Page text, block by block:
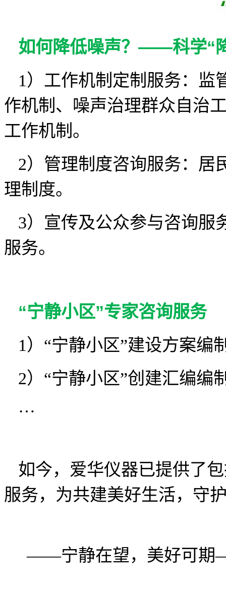
如何降低噪声？——科学“
1）工作机制定制服务：监
作机制、噪声治理群众自治
工作机制。
2）管理制度咨询服务：居
理制度。
3）宣传及公众参与咨询服
服务。
“宁静小区”专家咨询服务
1）“宁静小区”建设方案编
2）“宁静小区”创建汇编编
…
如今，爱华仪器已提供了
服务，为共建美好生活，守
——宁静在望，美好可期